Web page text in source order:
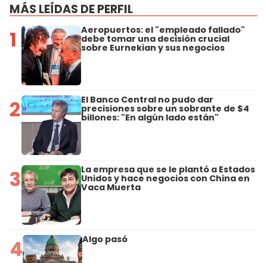
MÁS LEÍDAS DE PERFIL
1 Aeropuertos: el "empleado fallado"
debe tomar una decisión crucial
sobre Eurnekian y sus negocios
2 El Banco Central no pudo dar
precisiones sobre un sobrante de $4
billones: "En algún lado están"
3 La empresa que se le plantó a Estados
Unidos y hace negocios con China en
Vaca Muerta
4 Algo pasó